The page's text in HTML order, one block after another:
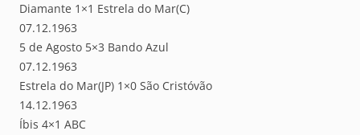
Diamante 1×1 Estrela do Mar(C)
07.12.1963
5 de Agosto 5×3 Bando Azul
07.12.1963
Estrela do Mar(JP) 1×0 São Cristóvão
14.12.1963
Íbis 4×1 ABC